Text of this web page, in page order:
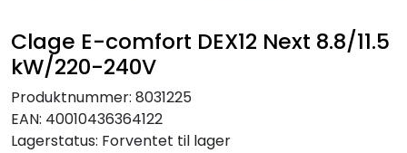
Clage E-comfort DEX12 Next 8.8/11.5
kW/220-240V
Produktnummer: 8031225
EAN: 40010436364122
Lagerstatus: Forventet til lager
FILTERMEDIA
VARMEANLEGG